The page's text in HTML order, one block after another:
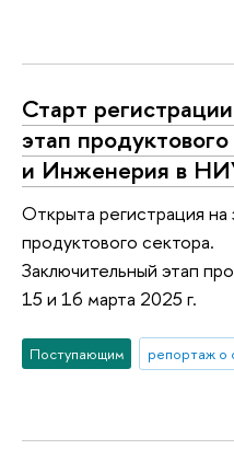
Старт
этап
и Инженерия в
Открыта регистрация на
продуктового сектора.
Заключительный этап
15 и 16 марта 2025 г.
Поступающим репортаж о